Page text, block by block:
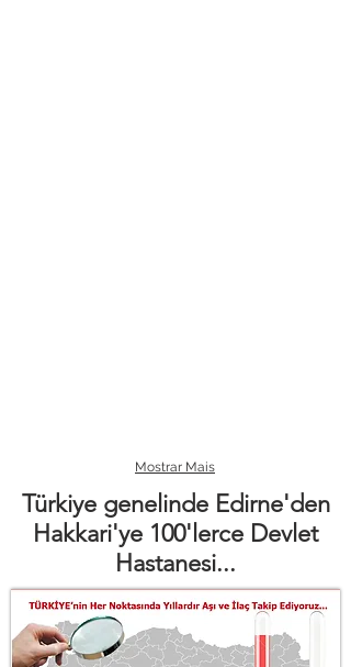
Mostrar Mais
Türkiye genelinde Edirne'den
Hakkari'ye 100'lerce Devlet
Hastanesi...